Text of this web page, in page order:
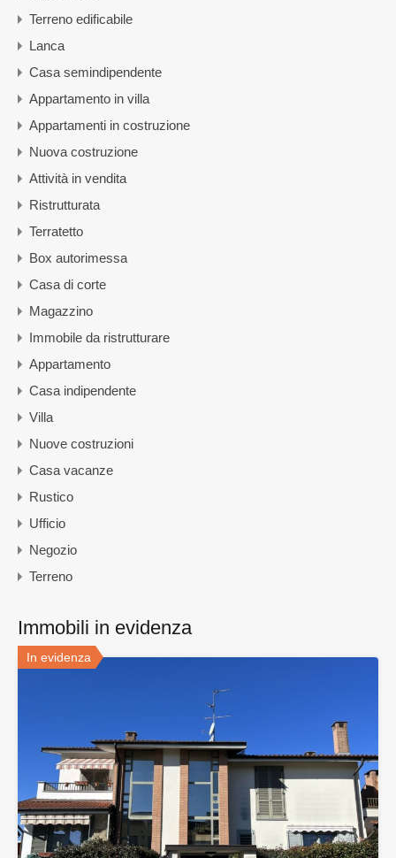
Terreno edificabile
Lanca
Casa semindipendente
Appartamento in villa
Appartamenti in costruzione
Nuova costruzione
Attività in vendita
Ristrutturata
Terratetto
Box autorimessa
Casa di corte
Magazzino
Immobile da ristrutturare
Appartamento
Casa indipendente
Villa
Nuove costruzioni
Casa vacanze
Rustico
Ufficio
Negozio
Terreno
Immobili in evidenza
In evidenza